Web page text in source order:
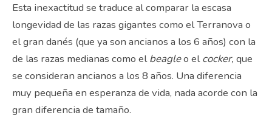
Esta inexactitud se traduce al comparar la escasa
longevidad de las razas gigantes como el Terranova o
el gran danés (que ya son ancianos a los 6 años) con la
de las razas medianas como elbeagleo elcocker, que
se consideran ancianos a los 8 años. Una diferencia
muy pequeña en esperanza de vida, nada acorde con la
gran diferencia de tamaño.